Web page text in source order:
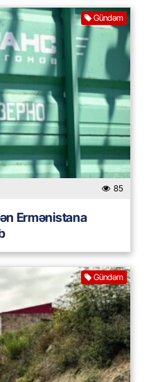
Gündəm
85
Ermənistana
Gündəm